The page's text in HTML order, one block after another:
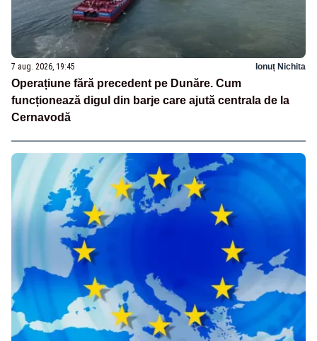
7 aug. 2026, 19:45 Ionuț Nichita
Operațiune fără precedent pe Dunăre. Cum
funcționează digul din barje care ajută centrala de la
Cernavodă